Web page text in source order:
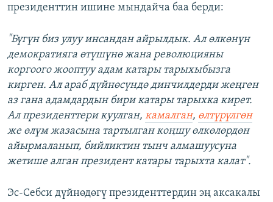
президенттин ишине мындайча баа берди:
"Бүгүн биз улуу инсандан айрылдык. Ал өлкөнүн
демократияга өтүшүнө жана революцияны
коргоого жооптуу адам катары тарыхыбызга
кирген. Ал араб дүйнөсүндө динчилдерди жеңген
аз гана адамдардын бири катары тарыхка кирет.
Ал президенттери куулган, камалган, өлтүрүлгөн
же өлүм жазасына тартылган коңшу өлкөлөрдөн
айырмаланып, бийликтин тынч алмашуусуна
жетише алган президент катары тарыхта калат".
Эс-Себси дүйнөдөгү президенттердин эң аксакалы